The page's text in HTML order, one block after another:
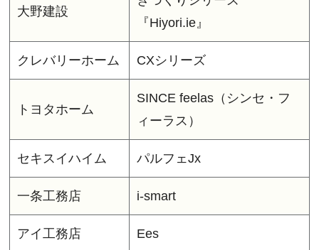
大野建設
『Hiyori.ie』
クレバリーホーム CXシリーズ
トヨタホーム
SINCE feelas（シンセ・フ
ィーラス）
セキスイハイム パルフェJx
一条工務店 i-smart
アイ工務店 Ees